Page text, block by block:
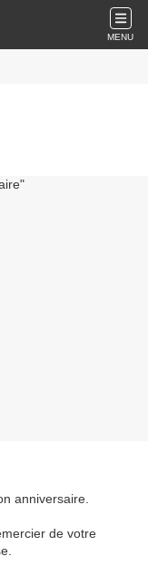
MENU
anniversaire.
de votre